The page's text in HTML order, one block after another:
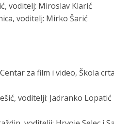
voditelj: Miroslav Klarić
voditelj: Mirko Šarić
za film i video, Škola
voditelji: Jadranko Lopatić